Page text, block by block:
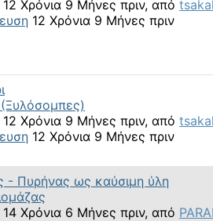
Χρόνια 9 Μήνες πριν, από
12 Χρόνια 9 Μήνες πριν
Χρόνια 9 Μήνες πριν, από
12 Χρόνια 9 Μήνες πριν
- Πυρήνας ως καύσιμη ύλη
Χρόνια 6 Μήνες πριν, από